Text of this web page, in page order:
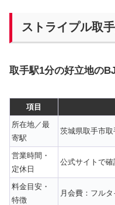
ストライプル取
取手駅1分の好立地の
項目
所在地／最
寄駅
茨城県取手市
営業時間・
定休日
公式サイトで確
料金目安・
特徴
月会費：フル